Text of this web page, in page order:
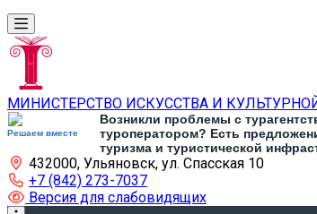
МИНИСТЕРСТВО ИСКУССТВА И
Решаем вместе
Возникли проблемы с
туроператором? Есть
туризма и туристической
Напишите об этом
432000, Ульяновск, ул. Спасская 10
+7 (842) 273-7037
Версия для слабовидящих